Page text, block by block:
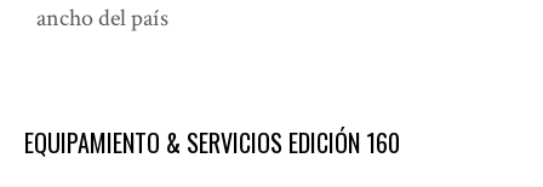
ancho del país
EQUIPAMIENTO & SERVICIOS EDICIÓN 160